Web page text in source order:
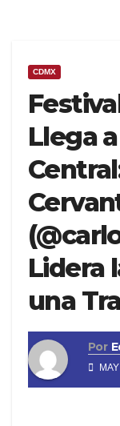
CDMX
Llega
Lidera
una
Por